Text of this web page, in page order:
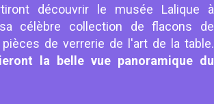
découvrir le musée Lalique à
célèbre collection de flacons de
de verrerie de l'art de la table.
la belle vue panoramique du